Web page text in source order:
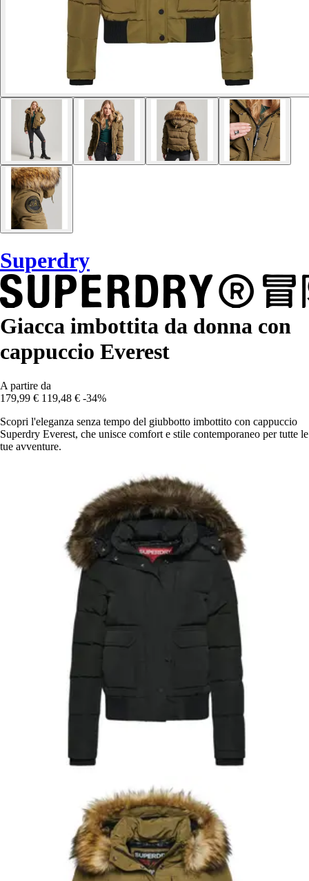
Superdry
Giacca imbottita da donna con
cappuccio Everest
A partire da
179,99 € 119,48 € -34%
Scopri l'eleganza senza tempo del giubbotto imbottito con cappuccio
Superdry Everest, che unisce comfort e stile contemporaneo per tutte le
tue avventure.